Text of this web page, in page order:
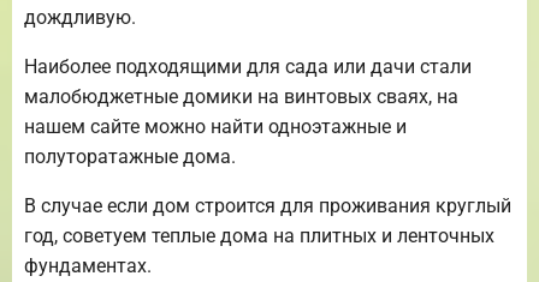
дождливую.
Наиболее подходящими для сада или дачи стали
малобюджетные домики на винтовых сваях, на
нашем сайте можно найти одноэтажные и
полуторатажные дома.
В случае если дом строится для проживания круглый
год, советуем теплые дома на плитных и ленточных
фундаментах.